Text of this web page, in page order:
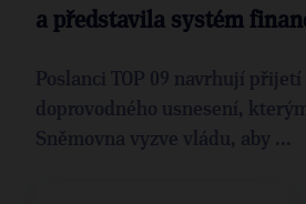
a představila systém
Poslanci TOP 09 navrhují přijetí
doprovodného usnesení,
Sněmovna vyzve vládu, aby ...